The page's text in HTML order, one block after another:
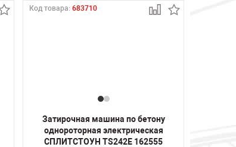
Код товара:683710
Затирочная машина по бетону
однороторная электрическая
СПЛИТСТОУН TS242E 162555